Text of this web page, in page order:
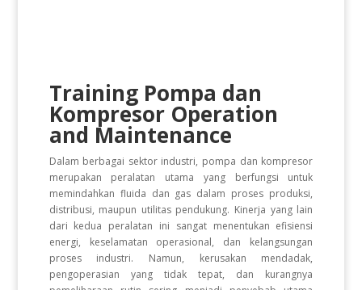
Training Pompa dan
Kompresor Operation
and Maintenance
Dalam berbagai sektor industri, pompa dan kompresor
merupakan peralatan utama yang berfungsi untuk
memindahkan fluida dan gas dalam proses produksi,
distribusi, maupun utilitas pendukung. Kinerja yang lain
dari kedua peralatan ini sangat menentukan efisiensi
energi, keselamatan operasional, dan kelangsungan
proses industri. Namun, kerusakan mendadak,
pengoperasian yang tidak tepat, dan kurangnya